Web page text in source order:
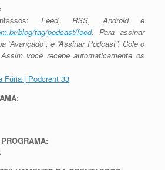
Feed, RSS, Android e
blog/tag/podcast/feed. Para assinar
“Avançado”, e “Assinar Podcast”. Cole o
você recebe automaticamente os
Fúria | Podcrent 33